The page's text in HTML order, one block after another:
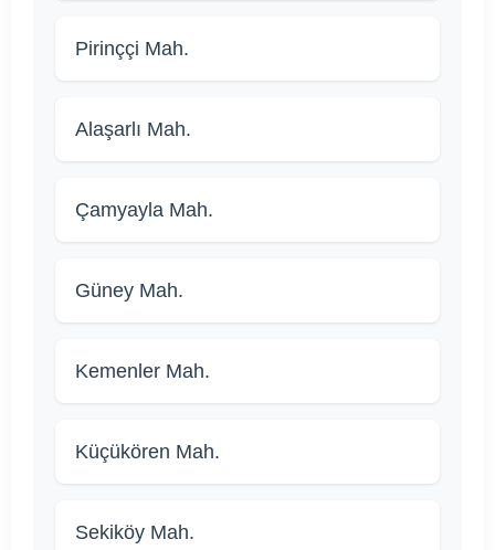
Pirinççi Mah.
Alaşarlı Mah.
Çamyayla Mah.
Güney Mah.
Kemenler Mah.
Küçükören Mah.
Sekiköy Mah.